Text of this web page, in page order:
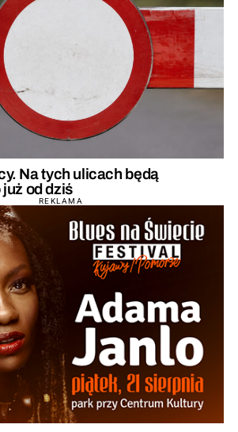
Na tych ulicach będą
od dziś
REKLAMA